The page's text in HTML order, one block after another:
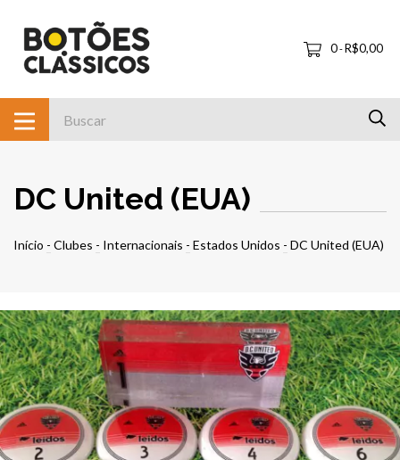
0-R$0,00
DC United (EUA)
Início - Clubes - Internacionais - Estados Unidos - DC United (EUA)